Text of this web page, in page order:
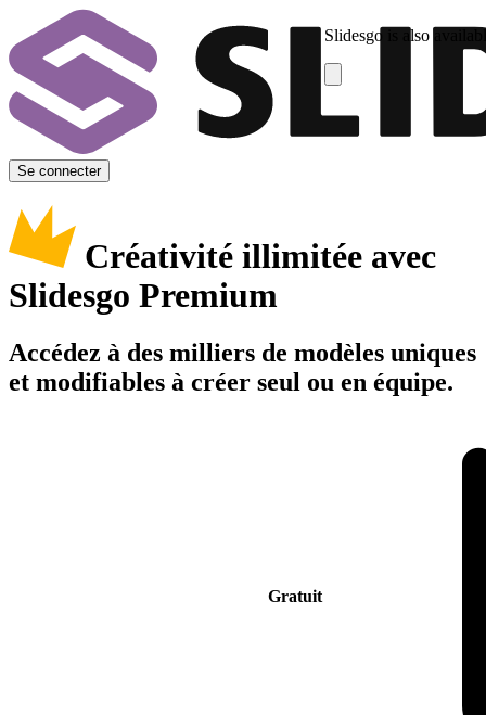
Slidesgo is also
Se connecter
Créativité illimitée avec
Slidesgo Premium
Accédez à des milliers de modèles uniques
et modifiables à créer seul ou en équipe.
Gratuit